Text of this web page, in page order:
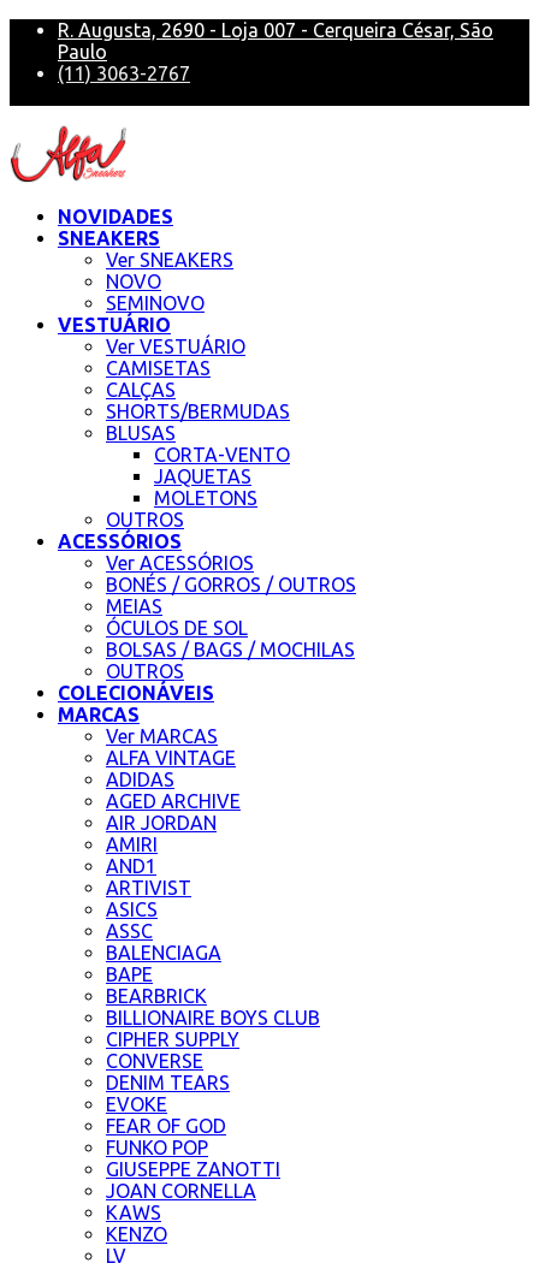
R. Augusta, 2690 - Loja 007 - Cerqueira César, São
Paulo
(11) 3063-2767
NOVIDADES
SNEAKERS
Ver SNEAKERS
NOVO
SEMINOVO
VESTUÁRIO
Ver VESTUÁRIO
CAMISETAS
CALÇAS
SHORTS/BERMUDAS
BLUSAS
CORTA-VENTO
JAQUETAS
MOLETONS
OUTROS
ACESSÓRIOS
Ver ACESSÓRIOS
BONÉS / GORROS / OUTROS
MEIAS
ÓCULOS DE SOL
BOLSAS / BAGS / MOCHILAS
OUTROS
COLECIONÁVEIS
MARCAS
Ver MARCAS
ALFA VINTAGE
ADIDAS
AGED ARCHIVE
AIR JORDAN
AMIRI
AND1
ARTIVIST
ASICS
ASSC
BALENCIAGA
BAPE
BEARBRICK
BILLIONAIRE BOYS CLUB
CIPHER SUPPLY
CONVERSE
DENIM TEARS
EVOKE
FEAR OF GOD
FUNKO POP
GIUSEPPE ZANOTTI
JOAN CORNELLA
KAWS
KENZO
LV